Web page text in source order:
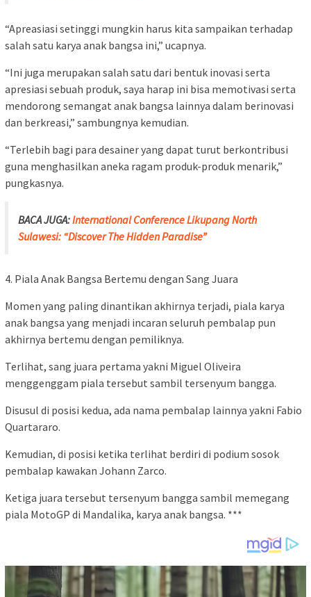
“Apreasiasi setinggi mungkin harus kita sampaikan terhadap
salah satu karya anak bangsa ini,” ucapnya.
“Ini juga merupakan salah satu dari bentuk inovasi serta
apresiasi sebuah produk, saya harap ini bisa memotivasi serta
mendorong semangat anak bangsa lainnya dalam berinovasi
dan berkreasi,” sambungnya kemudian.
“Terlebih bagi para desainer yang dapat turut berkontribusi
guna menghasilkan aneka ragam produk-produk menarik,”
pungkasnya.
BACA JUGA:International Conference Likupang North
Sulawesi: “Discover The Hidden Paradise”
4. Piala Anak Bangsa Bertemu dengan Sang Juara
Momen yang paling dinantikan akhirnya terjadi, piala karya
anak bangsa yang menjadi incaran seluruh pembalap pun
akhirnya bertemu dengan pemiliknya.
Terlihat, sang juara pertama yakni Miguel Oliveira
menggenggam piala tersebut sambil tersenyum bangga.
Disusul di posisi kedua, ada nama pembalap lainnya yakni Fabio
Quartararo.
Kemudian, di posisi ketika terlihat berdiri di podium sosok
pembalap kawakan Johann Zarco.
Ketiga juara tersebut tersenyum bangga sambil memegang
piala MotoGP di Mandalika, karya anak bangsa. ***